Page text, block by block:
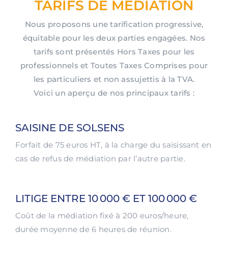
TARIFS DE MÉDIATION
Nous proposons une tarification progressive,
équitable pour les deux parties engagées. Nos
tarifs sont présentés Hors Taxes pour les
professionnels et Toutes Taxes Comprises pour
les particuliers et non assujettis à la TVA.
Voici un aperçu de nos principaux tarifs :
SAISINE DE SOLSENS
Forfait de 75 euros HT, à la charge du saisissant en
cas de refus de médiation par l’autre partie.
LITIGE ENTRE 10 000 € ET 100 000 €
Coût de la médiation fixé à 200 euros/heure,
durée moyenne de 6 heures de réunion.